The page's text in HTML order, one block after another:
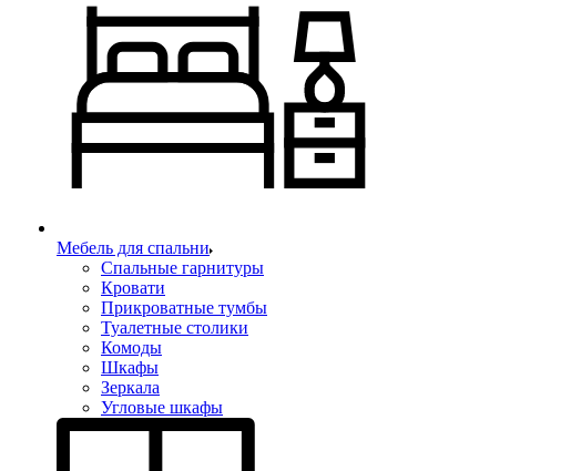
Мебель для спальни
Спальные гарнитуры
Кровати
Прикроватные тумбы
Туалетные столики
Комоды
Шкафы
Зеркала
Угловые шкафы